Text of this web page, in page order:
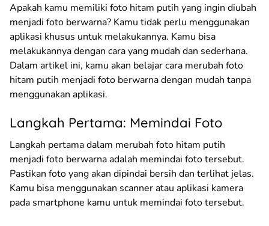
Apakah kamu memiliki foto hitam putih yang ingin diubah
menjadi foto berwarna? Kamu tidak perlu menggunakan
aplikasi khusus untuk melakukannya. Kamu bisa
melakukannya dengan cara yang mudah dan sederhana.
Dalam artikel ini, kamu akan belajar cara merubah foto
hitam putih menjadi foto berwarna dengan mudah tanpa
menggunakan aplikasi.
Langkah Pertama: Memindai Foto
Langkah pertama dalam merubah foto hitam putih
menjadi foto berwarna adalah memindai foto tersebut.
Pastikan foto yang akan dipindai bersih dan terlihat jelas.
Kamu bisa menggunakan scanner atau aplikasi kamera
pada smartphone kamu untuk memindai foto tersebut.